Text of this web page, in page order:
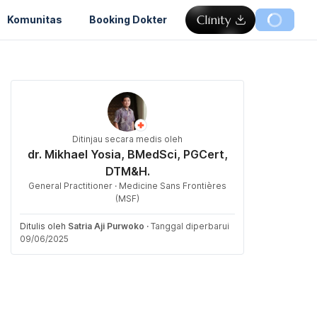
Komunitas Booking Dokter
Ditinjau secara medis oleh
dr. Mikhael Yosia, BMedSci, PGCert,
DTM&H.
General Practitioner · Medicine Sans Frontières
(MSF)
Ditulis oleh Satria Aji Purwoko · Tanggal diperbarui
09/06/2025